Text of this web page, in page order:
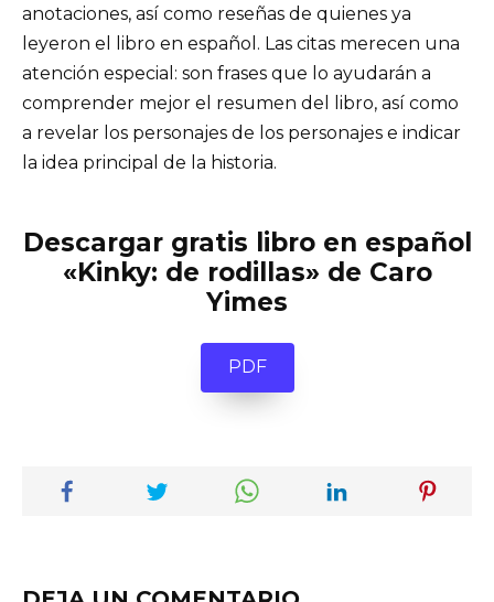
anotaciones, así como reseñas de quienes ya
leyeron el libro en español. Las citas merecen una
atención especial: son frases que lo ayudarán a
comprender mejor el resumen del libro, así como
a revelar los personajes de los personajes e indicar
la idea principal de la historia.
Descargar gratis libro en español
«Kinky: de rodillas» de Caro
Yimes
PDF